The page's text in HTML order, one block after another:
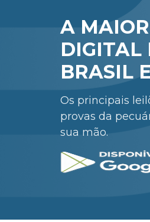
A
DIGITAL
BRASIL
Os principais
provas da
sua mão.